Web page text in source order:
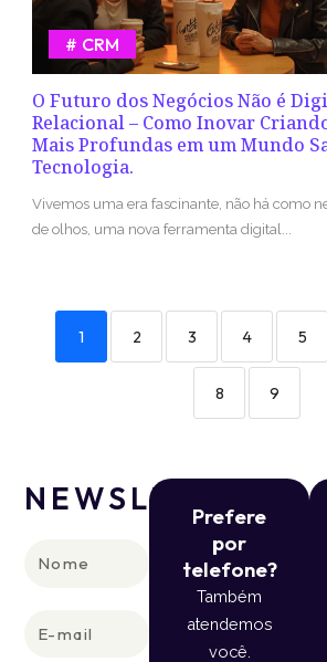
O Futuro dos Negócios Não é
Relacional – Como Inovar
Mais Profundas em um Mundo
Tecnologia.
CRM
Vivemos uma era fascinante, não há como
de olhos, uma nova ferramenta digital...
1 2 3 4 5
8 9
NEWSLETTER
Prefere
por
telefone?
Também
atendemos
você.